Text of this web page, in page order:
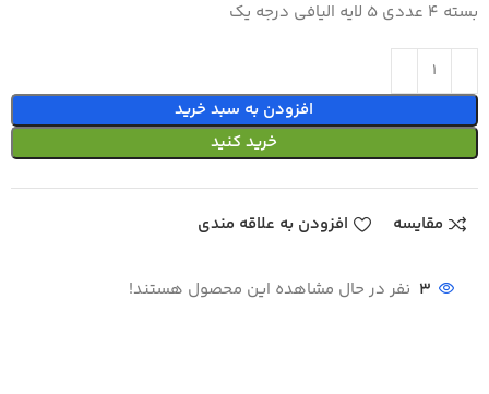
بسته 4 عددی 5 لایه الیافی درجه یک
افزودن به سبد خرید
خرید کنید
مقایسه افزودن به علاقه مندی
3 نفر در حال مشاهده این محصول هستند!